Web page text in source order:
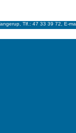
Tlf.: 47 33 39 72, E-